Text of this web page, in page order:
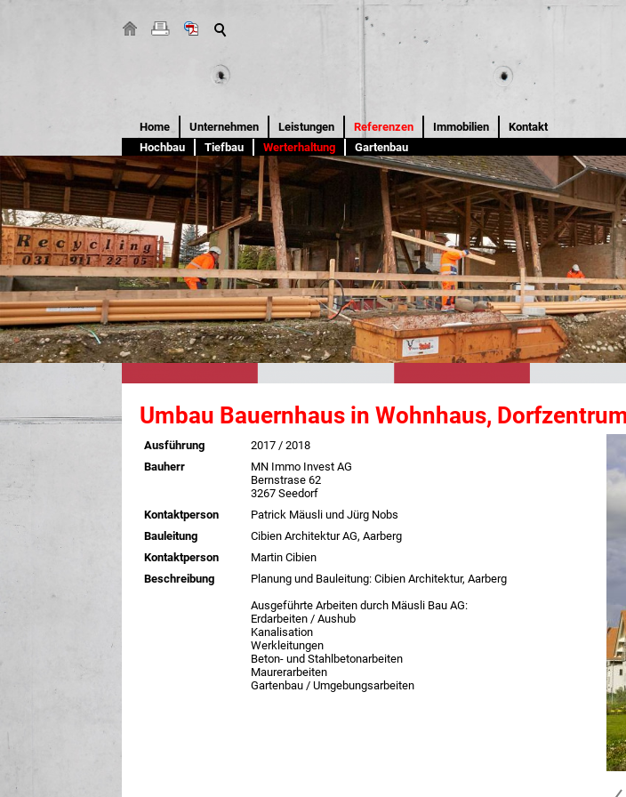
Home Unternehmen Leistungen Referenzen Immobilien
Kontakt
Hochbau
Tiefbau Werterhaltung Gartenbau
Umbau Bauernhaus in Wohnhaus,
Ausführung
2017 / 2018
Bauherr
MN Immo Invest AG
Bernstrase 62
3267 Seedorf
Kontaktperson
Patrick Mäusli und Jürg Nobs
Bauleitung
Cibien Architektur AG, Aarberg
Kontaktperson
Martin Cibien
Beschreibung
Planung und Bauleitung: Cibien Architektur, Aarberg
Ausgeführte Arbeiten durch Mäusli Bau AG:
Erdarbeiten / Aushub
Kanalisation
Werkleitungen
Beton- und Stahlbetonarbeiten
Maurerarbeiten
Gartenbau / Umgebungsarbeiten